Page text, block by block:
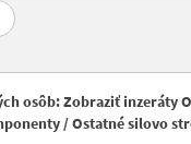
osôb: Zobraziť inzeráty
/ Ostatné silovo